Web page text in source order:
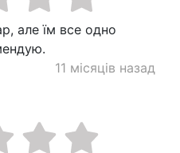
але їм все одно
11 місяців назад